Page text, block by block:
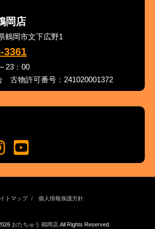
岡店
鶴岡市文下広野1
3361
23：00
古物許可番号：241020001372
トマップ 個人情報保護方針
おたちゅう 鶴岡店 .All Rights Reserved.